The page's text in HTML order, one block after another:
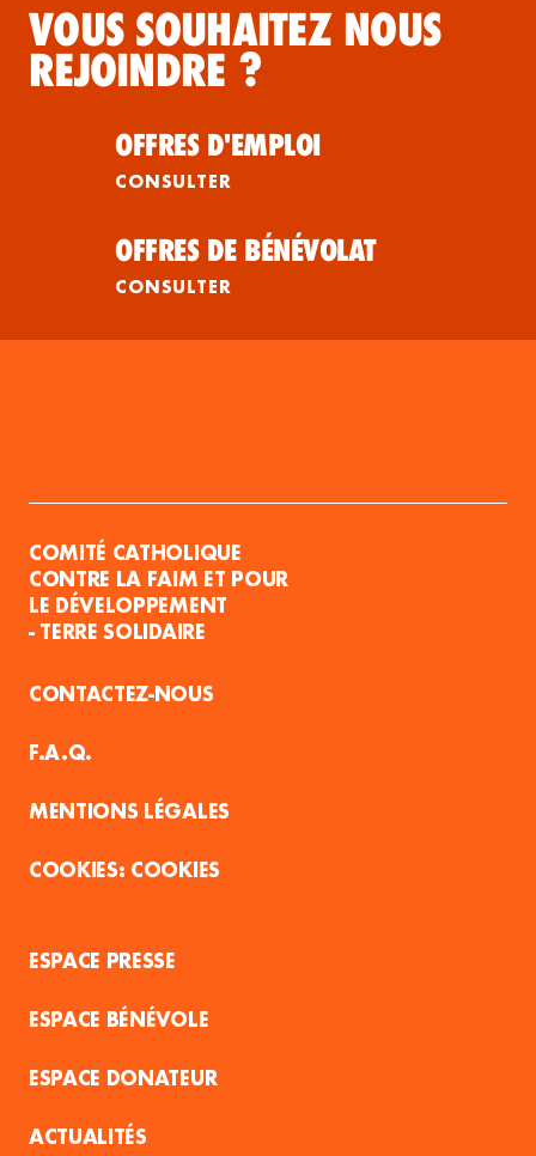
VOUS SOUHAITEZ NOUS
REJOINDRE ?
OFFRES D'EMPLOI
CONSULTER
OFFRES DE BÉNÉVOLAT
CONSULTER
COMITÉ CATHOLIQUE
CONTRE LA FAIM ET POUR
LE DÉVELOPPEMENT
- TERRE SOLIDAIRE
CONTACTEZ-NOUS
F.A.Q.
MENTIONS LÉGALES
COOKIES
ESPACE PRESSE
ESPACE BÉNÉVOLE
ESPACE DONATEUR
ACTUALITÉS